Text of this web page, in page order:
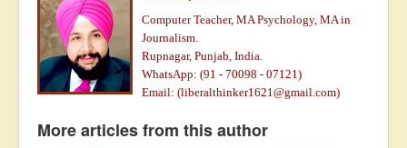
Computer Teacher, MA Psychology, MA in
Journalism.
Rupnagar, Punjab, India.
WhatsApp: (91 - 70098 - 07121)
Email: (liberalthinker1621@gmail.com)
More articles from this author